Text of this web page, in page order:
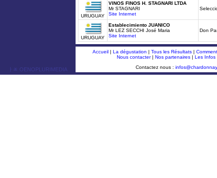
URUGUAY
VINOS FINOS H. STAGNARI LTDA
Mr STAGNARI
Site Internet
URUGUAY
Establecimiento JUANICO
Mr LEZ SECCHI José Maria
Site Internet
Don
ￂﾮ OENOPLURIMEDIA
Accueil| La dégustation | Tous les Résultats|
Nous contacter| Nos partenaires| Les Infos
Contactez nous :